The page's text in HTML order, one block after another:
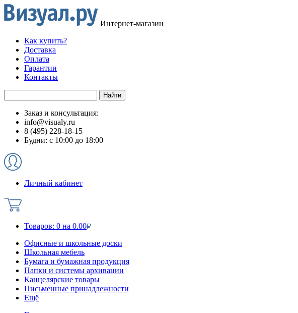
Интернет-магазин
Как купить?
Доставка
Оплата
Гарантии
Контакты
Заказ и консультация:
info@visualy.ru
8 (495) 228-18-15
Будни: с 10:00 до 18:00
Личный кабинет
Товаров: 0 на 0.00
Офисные и школьные доски
Школьная мебель
Бумага и бумажная продукция
Папки и системы архивации
Канцелярские товары
Письменные принадлежности
Ещё